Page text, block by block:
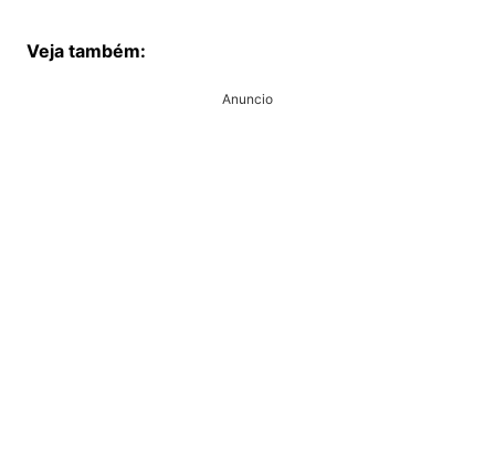
Veja também:
Anuncio